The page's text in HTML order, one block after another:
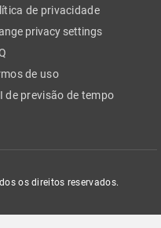
de privacidade
privacy settings
de uso
de previsão de tempo
os direitos reservados.